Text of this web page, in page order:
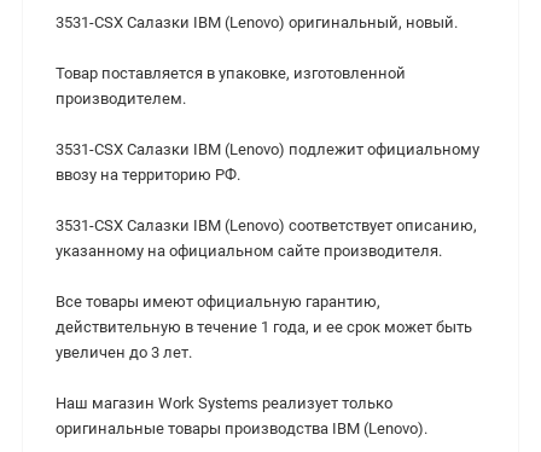
3531-CSX Салазки IBM (Lenovo) оригинальный, новый.
Товар поставляется в упаковке, изготовленной
производителем.
3531-CSX Салазки IBM (Lenovo) подлежит официальному
ввозу на территорию РФ.
3531-CSX Салазки IBM (Lenovo) cоответствует описанию,
указанному на официальном сайте производителя.
Все товары имеют официальную гарантию,
действительную в течение 1 года, и ее срок может быть
увеличен до 3 лет.
Наш магазин Work Systems реализует только
оригинальные товары производства IBM (Lenovo).